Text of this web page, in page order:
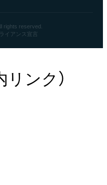
rights reserved.
イアンス宣言
リンク）